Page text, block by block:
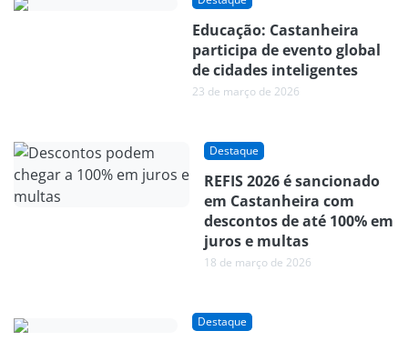
Educação: Castanheira
participa de evento global
de cidades inteligentes
23 de março de 2026
Destaque
REFIS 2026 é sancionado
em Castanheira com
descontos de até 100% em
juros e multas
18 de março de 2026
Destaque